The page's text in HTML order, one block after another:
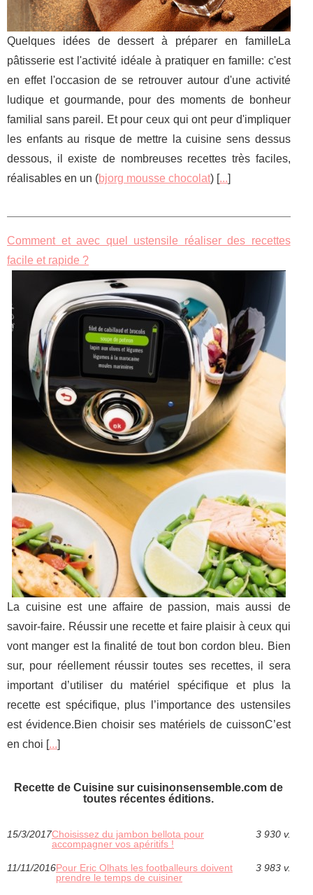
Quelques idées de dessert à préparer en familleLa
pâtisserie est l'activité idéale à pratiquer en famille: c'est
en effet l'occasion de se retrouver autour d'une activité
ludique et gourmande, pour des moments de bonheur
familial sans pareil. Et pour ceux qui ont peur d'impliquer
les enfants au risque de mettre la cuisine sens dessus
dessous, il existe de nombreuses recettes très faciles,
réalisables en un (bjorg mousse chocolat) [...]
Comment et avec quel ustensile réaliser des recettes
facile et rapide ?
La cuisine est une affaire de passion, mais aussi de
savoir-faire. Réussir une recette et faire plaisir à ceux qui
vont manger est la finalité de tout bon cordon bleu. Bien
sur, pour réellement réussir toutes ses recettes, il sera
important d’utiliser du matériel spécifique et plus la
recette est spécifique, plus l’importance des ustensiles
est évidence.Bien choisir ses matériels de cuissonC’est
en choi [...]
Recette de Cuisine sur cuisinonsensemble.com de
toutes récentes éditions.
15/3/2017Choisissez du jambon bellota pour
accompagner vos apéritifs !
3 930 v.
11/11/2016Pour Eric Olhats les footballeurs doivent
prendre le temps de cuisiner
3 983 v.